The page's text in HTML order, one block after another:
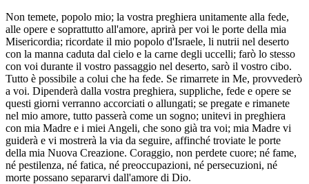
Non temete, popolo mio; la vostra preghiera unitamente alla fede,
alle opere e soprattutto all'amore, aprirà per voi le porte della mia
Misericordia; ricordate il mio popolo d'Israele, li nutrii nel deserto
con la manna caduta dal cielo e la carne degli uccelli; farò lo stesso
con voi durante il vostro passaggio nel deserto, sarò il vostro cibo.
Tutto è possibile a colui che ha fede. Se rimarrete in Me, provvederò
a voi. Dipenderà dalla vostra preghiera, suppliche, fede e opere se
questi giorni verranno accorciati o allungati; se pregate e rimanete
nel mio amore, tutto passerà come un sogno; unitevi in preghiera
con mia Madre e i miei Angeli, che sono già tra voi; mia Madre vi
guiderà e vi mostrerà la via da seguire, affinché troviate le porte
della mia Nuova Creazione. Coraggio, non perdete cuore; né fame,
né pestilenza, né fatica, né preoccupazioni, né persecuzioni, né
morte possano separarvi dall'amore di Dio.